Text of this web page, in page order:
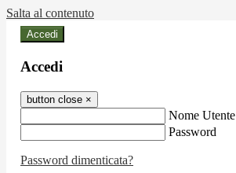
Salta al contenuto
Accedi
Accedi
button close ×
Nome Utente
Password
Password dimenticata?